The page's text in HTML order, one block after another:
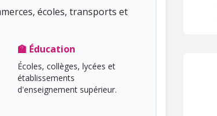
écoles, transports et
🏫 Éducation
Écoles, collèges, lycées et
établissements
d'enseignement supérieur.